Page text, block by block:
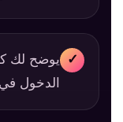
✓ يوضح لك
الدخول